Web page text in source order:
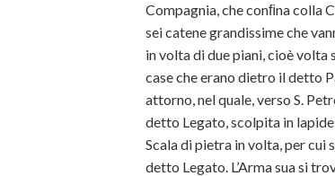
Compagnia, che conﬁna colla
sei catene grandissime che
in volta di due piani, cioè
case che erano dietro il detto
attorno, nel quale, verso S.
detto Legato, scolpita in
Scala di pietra in volta, per cui
detto Legato. L’Arma sua si